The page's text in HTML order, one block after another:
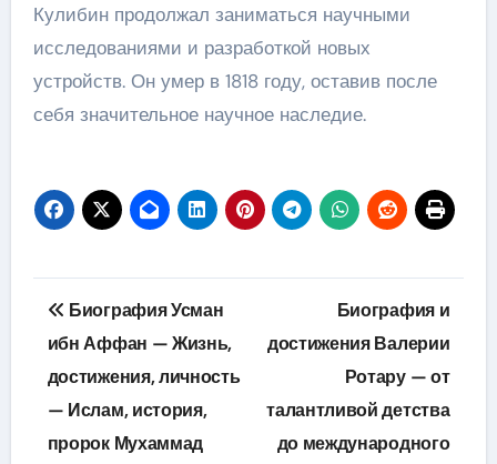
Кулибин продолжал заниматься научными
исследованиями и разработкой новых
устройств. Он умер в 1818 году, оставив после
себя значительное научное наследие.
Навигация
по
записям
Биография Усман
ибн Аффан — Жизнь,
достижения, личность
— Ислам, история,
пророк Мухаммад
Биография и
достижения Валерии
Ротару — от
талантливой детства
до международного